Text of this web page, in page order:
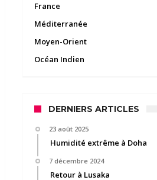
France
Méditerranée
Moyen-Orient
Océan Indien
DERNIERS ARTICLES
23 août 2025
Humidité extrême à Doha
7 décembre 2024
Retour à Lusaka